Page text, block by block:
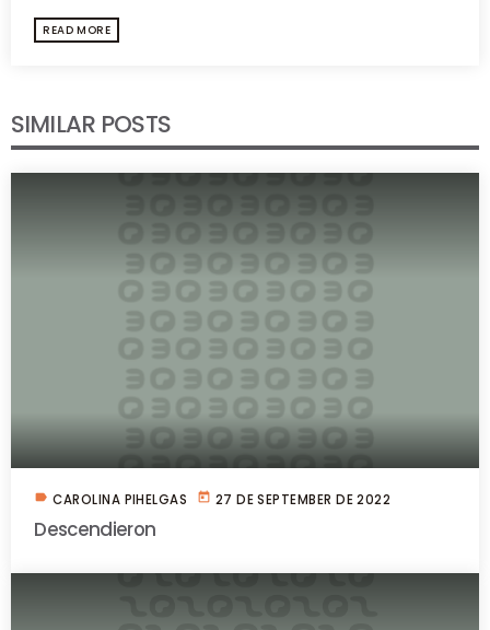
READ MORE
SIMILAR POSTS
label CAROLINA PIHELGAS today 27 DE SEPTEMBER DE 2022
Descendieron